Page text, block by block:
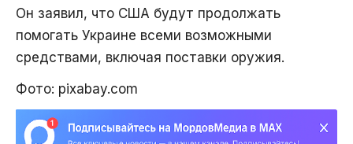
Он заявил, что США будут продолжать
помогать Украине всеми возможными
средствами, включая поставки оружия.
Фото: pixabay.com